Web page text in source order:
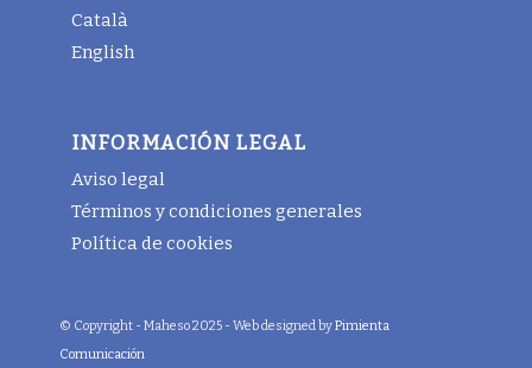
Català
English
INFORMACIÓN LEGAL
Aviso legal
Términos y condiciones generales
Política de cookies
© Copyright - Maheso 2025 - Web designed byPimienta
Comunicación